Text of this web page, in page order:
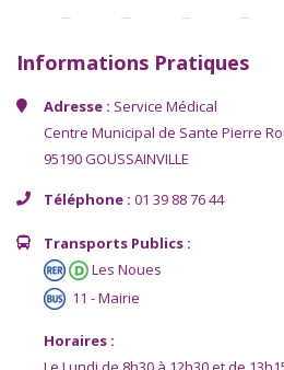
Informations Pratiques
Adresse : Service Médical
Centre Municipal de Sante Pierre
95190 GOUSSAINVILLE
Téléphone : 01 39 88 76 44
Transports Publics :
Les Noues
11 - Mairie
Horaires :